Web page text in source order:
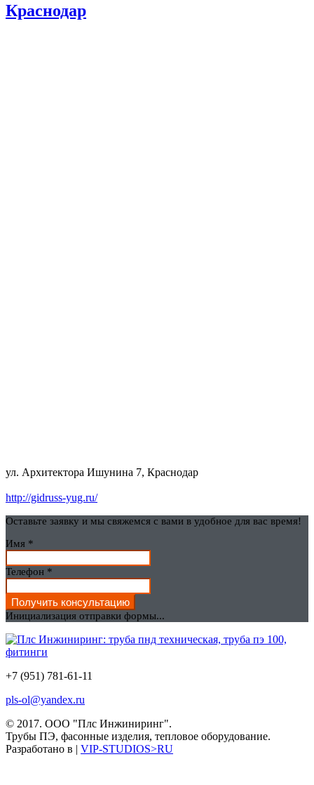
Краснодар
ул. Архитектора Ишунина 7, Краснодар
http://gidruss-yug.ru/
Оставьте заявку и мы свяжемся с вами в удобное для вас время!
Имя *
Телефон *
Получить консультацию
Инициализация отправки формы...
+7 (951) 781-61-11
pls-ol@yandex.ru
© 2017. ООО "Плс Инжиниринг".
Трубы ПЭ, фасонные изделия, тепловое оборудование.
Разработано в | VIP-STUDIOS>RU